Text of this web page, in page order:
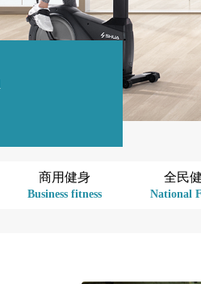
商用健身
Business fitness
全民
National